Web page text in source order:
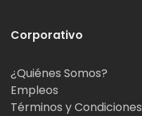
Corporativo
¿Quiénes Somos?
Empleos
Términos y Condiciones